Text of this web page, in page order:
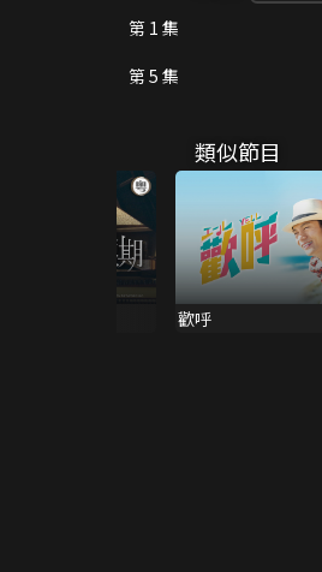
第 1 集
第 5 集
類似節目
歡呼